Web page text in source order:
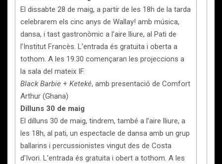
El dissabte 28 de maig, a partir de les 18h de la tarda
celebrarem els cinc anys de Wallay! amb música,
dansa, i tast gastronòmic a l’aire lliure, al Pati de
l’Institut Francès. L’entrada és gratuita i oberta a
tothom. A les 19.30 començaran les projeccions a
la sala del mateix IF.
Black Barbie + Keteké, amb presentació de Comfort
Arthur (Ghana)
Dilluns 30 de maig
El dilluns 30 de maig, tindrem, també a l’aire lliure, a
les 18h, al pati, un espectacle de dansa amb un grup
ballarins i percussionistes vingut des de Costa
d’Ivori. L’entrada és gratuita i obert a tothom. A les